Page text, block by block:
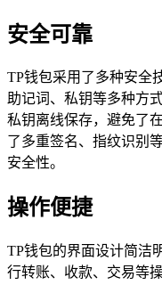
安全可靠
TP钱包采用了多种安全
助记词、私钥等多种方
私钥离线保存，避免了
了多重签名、指纹识别
安全性。
操作便捷
TP钱包的界面设计简洁
行转账、收款、交易等